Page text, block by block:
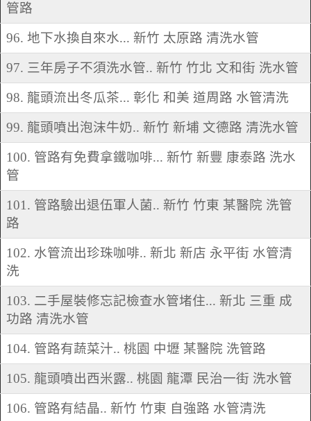
管路
96. 地下水換自來水... 新竹 太原路 清洗水管
97. 三年房子不須洗水管.. 新竹 竹北 文和街 洗水管
98. 龍頭流出冬瓜茶... 彰化 和美 道周路 水管清洗
99. 龍頭噴出泡沫牛奶.. 新竹 新埔 文德路 清洗水管
100. 管路有免費拿鐵咖啡... 新竹 新豐 康泰路 洗水
管
101. 管路驗出退伍軍人菌.. 新竹 竹東 某醫院 洗管
路
102. 水管流出珍珠咖啡.. 新北 新店 永平街 水管清
洗
103. 二手屋裝修忘記檢查水管堵住... 新北 三重 成
功路 清洗水管
104. 管路有蔬菜汁.. 桃園 中壢 某醫院 洗管路
105. 龍頭噴出西米露.. 桃園 龍潭 民治一街 洗水管
106. 管路有結晶.. 新竹 竹東 自強路 水管清洗